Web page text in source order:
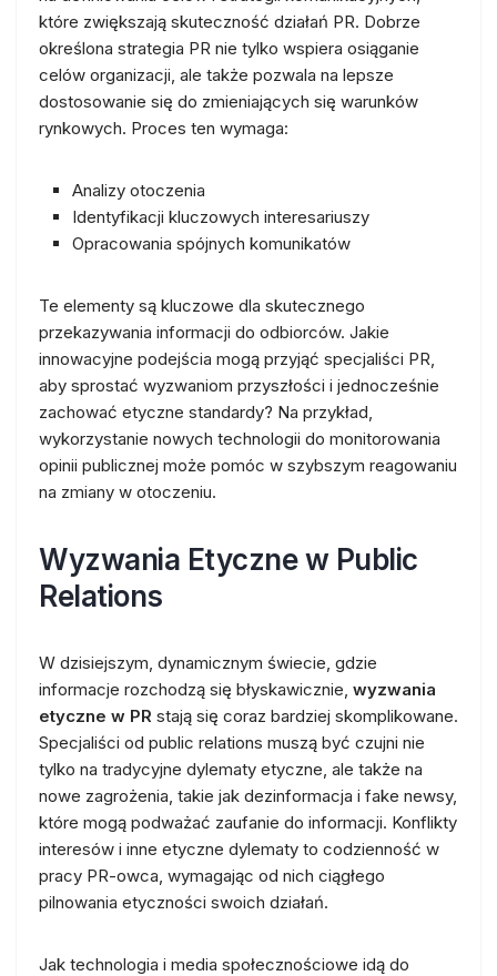
które zwiększają skuteczność działań PR. Dobrze
określona strategia PR nie tylko wspiera osiąganie
celów organizacji, ale także pozwala na lepsze
dostosowanie się do zmieniających się warunków
rynkowych. Proces ten wymaga:
Analizy otoczenia
Identyfikacji kluczowych interesariuszy
Opracowania spójnych komunikatów
Te elementy są kluczowe dla skutecznego
przekazywania informacji do odbiorców. Jakie
innowacyjne podejścia mogą przyjąć specjaliści PR,
aby sprostać wyzwaniom przyszłości i jednocześnie
zachować etyczne standardy? Na przykład,
wykorzystanie nowych technologii do monitorowania
opinii publicznej może pomóc w szybszym reagowaniu
na zmiany w otoczeniu.
Wyzwania Etyczne w Public
Relations
W dzisiejszym, dynamicznym świecie, gdzie
informacje rozchodzą się błyskawicznie, wyzwania
etyczne w PR stają się coraz bardziej skomplikowane.
Specjaliści od public relations muszą być czujni nie
tylko na tradycyjne dylematy etyczne, ale także na
nowe zagrożenia, takie jak dezinformacja i fake newsy,
które mogą podważać zaufanie do informacji. Konflikty
interesów i inne etyczne dylematy to codzienność w
pracy PR-owca, wymagając od nich ciągłego
pilnowania etyczności swoich działań.
Jak technologia i media społecznościowe idą do